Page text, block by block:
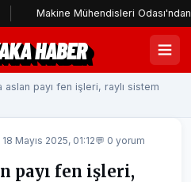
Mühendisleri Odası'ndan Başkan
HABER
aslan payı fen işleri, raylı sistem
18 Mayıs 2025, 01:12💬 0 yorum
payı fen işleri,